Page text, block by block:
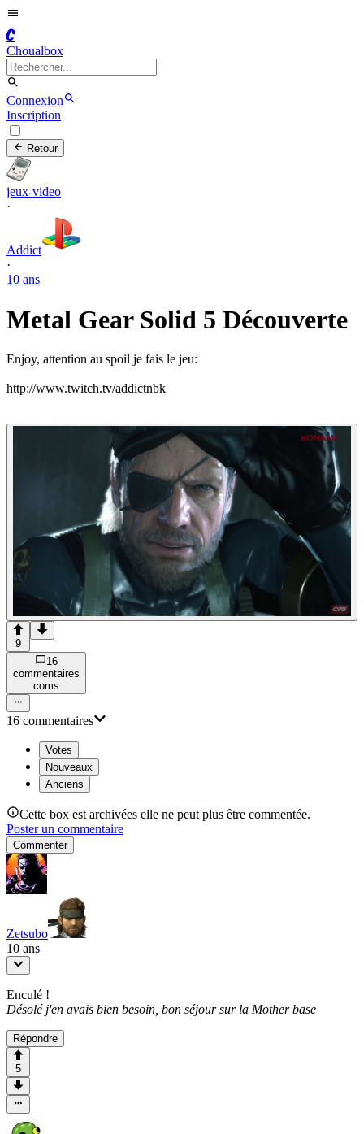
C
Choualbox
Connexion
Inscription
Retour
jeux-video
·
Addict
·
10 ans
Metal Gear Solid 5 Découverte
Enjoy, attention au spoil je fais le jeu:
http://www.twitch.tv/addictnbk
9
16
commentaires
coms
16 commentaires
Votes
Nouveaux
Anciens
Cette box est archivées elle ne peut plus être commentée.
Poster un commentaire
Commenter
Zetsubo
10 ans
Enculé !
Désolé j'en avais bien besoin, bon séjour sur la Mother base
Répondre
5